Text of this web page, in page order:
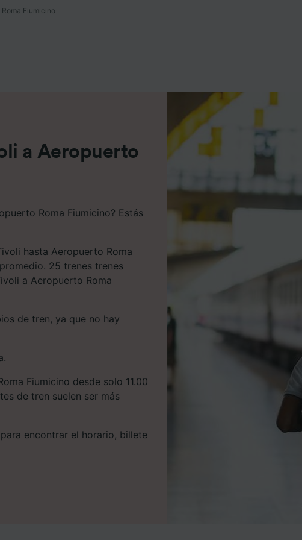
Fiumicino
a Aeropuerto
Roma Fiumicino? Estás
hasta Aeropuerto Roma
25 trenes trenes
a Aeropuerto Roma
de tren, ya que no hay
Fiumicino desde solo 11.00
de tren suelen ser más
encontrar el horario, billete
de asociados (proveedores)